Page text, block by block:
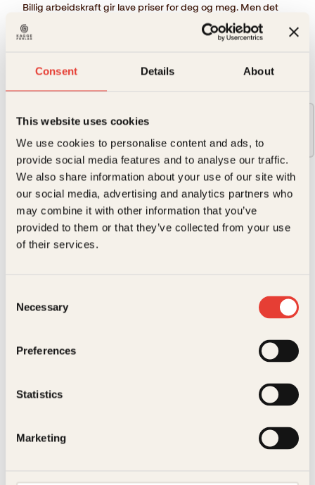
Consent Details About
This website uses cookies
We use cookies to personalise content and ads, to
provide social media features and to analyse our traffic.
We also share information about your use of our site with
our social media, advertising and analytics partners who
may combine it with other information that you’ve
provided to them or that they’ve collected from your use
of their services.
Selection
Necessary
Preferences
Statistics
Marketing
Billig arbeidskraft gir lave priser for deg og meg. Men det
går utover noen. Det er på tide å fortelle hvem.
→ Les hele beskrivelsen
Innbundet
429kr
Reduser
mengden
Moderne
slaveri
i
Norge
Øk
Kjøp
Beskrivelse
huset ditt, rengjør bilen din for en billig penge,
leverer mat og hvitevarer på døren din. I Norge har